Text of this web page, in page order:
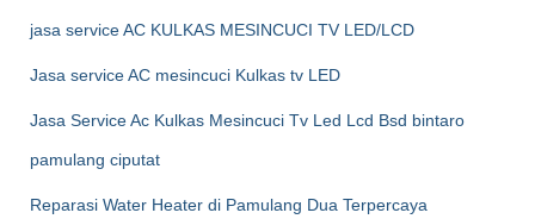
jasa service AC KULKAS MESINCUCI TV LED/LCD
Jasa service AC mesincuci Kulkas tv LED
Jasa Service Ac Kulkas Mesincuci Tv Led Lcd Bsd bintaro
pamulang ciputat
Reparasi Water Heater di Pamulang Dua Terpercaya